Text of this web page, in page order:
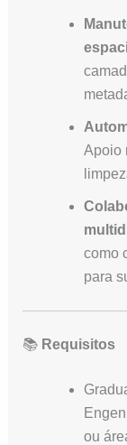
Apoio
como
para
📚 Requisitos
ou